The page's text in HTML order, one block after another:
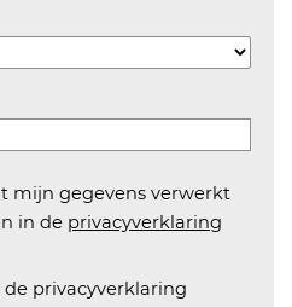
mijn gegevens verwerkt
in de privacyverklaring
privacyverklaring